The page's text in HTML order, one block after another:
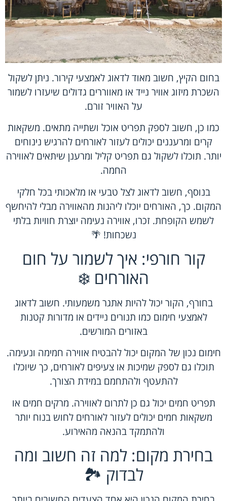
בחום הקיץ, חשוב מאוד לדאוג לאמצעי קירור. ניתן לשקול
השכרת מיזוג אוויר נייד או מאווררים גדולים שיעזרו לשמור
על האוויר זורם.
כמו כן, חשוב לספק תפריט אוכל ושתייה מתאים. משקאות
קרים ומרעננים יכולים לעזור לאורחים להרגיש נינוחים
יותר. תוכלו לשקול גם תפריט קליל ומרענן שיתאים לאווירה
החמה.
בנוסף, חשוב לדאוג לצל טבעי או מלאכותי בכל חלקי
המקום. כך, האורחים יוכלו ליהנות מהאווירה מבלי להיחשף
לשמש הקופחת. זכרו, אווירה נעימה יוצרת חוויות בלתי
נשכחות! 🌴
קור חורפי: איך לשמור על חום
האורחים ❄️
בחורף, הקור יכול להיות אתגר משמעותי. חשוב לדאוג
לאמצעי חימום כמו תנורים ניידים או מדורות קטנות
באזורים המורשים.
חימום נכון של המקום יכול להבטיח אווירה חמימה ונעימה.
תוכלו גם לספק שמיכות או צעיפים לאורחים, כך שיוכלו
להתעטף ולהתחמם במידת הצורך.
תפריט חמים יכול גם כן לתרום לאווירה. מרקים חמים או
משקאות חמים יכולים לעזור לאורחים לחוש בנוח יותר
ולהתמקד בהנאה מהאירוע.
בחירת מקום: למה זה חשוב ומה
לבדוק 🏞️